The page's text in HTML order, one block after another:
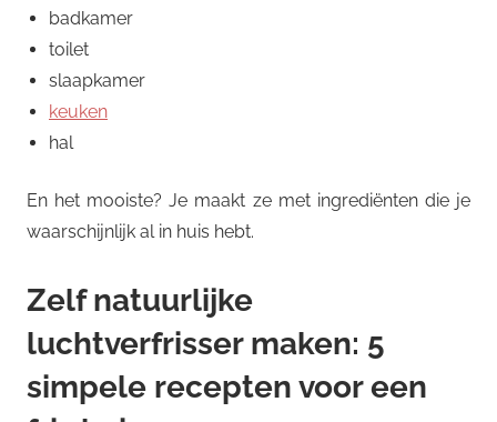
badkamer
toilet
slaapkamer
keuken
hal
En het mooiste? Je maakt ze met ingrediënten die je
waarschijnlijk al in huis hebt.
Zelf natuurlijke
luchtverfrisser maken: 5
simpele recepten voor een